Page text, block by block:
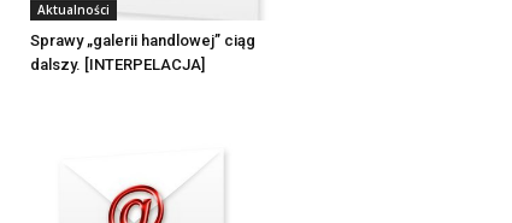
Aktualności
Sprawy „galerii handlowej” ciąg
dalszy. [INTERPELACJA]